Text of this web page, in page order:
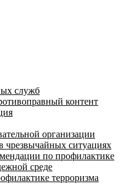
служб
контент
организации
чрезвычайных ситуациях
по профилактике
среде
терроризма